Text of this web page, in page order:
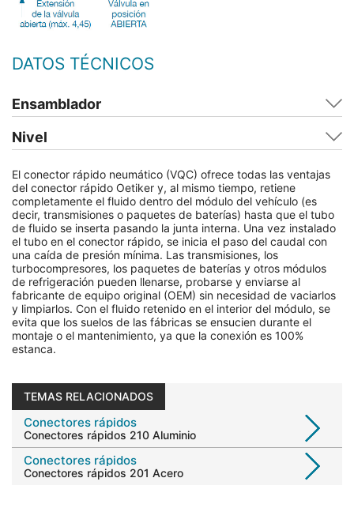
DATOS TÉCNICOS
Ensamblador
Nivel
El conector rápido neumático (VQC) ofrece todas las ventajas
del conector rápido Oetiker y, al mismo tiempo, retiene
completamente el fluido dentro del módulo del vehículo (es
decir, transmisiones o paquetes de baterías) hasta que el tubo
de fluido se inserta pasando la junta interna. Una vez instalado
el tubo en el conector rápido, se inicia el paso del caudal con
una caída de presión mínima. Las transmisiones, los
turbocompresores, los paquetes de baterías y otros módulos
de refrigeración pueden llenarse, probarse y enviarse al
fabricante de equipo original (OEM) sin necesidad de vaciarlos
y limpiarlos. Con el fluido retenido en el interior del módulo, se
evita que los suelos de las fábricas se ensucien durante el
montaje o el mantenimiento, ya que la conexión es 100%
estanca.
TEMAS RELACIONADOS
Conectores rápidos
Conectores rápidos 210 Aluminio
Conectores rápidos
Conectores rápidos 201 Acero